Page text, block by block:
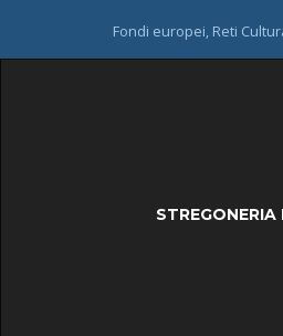
Fondi europei, Reti